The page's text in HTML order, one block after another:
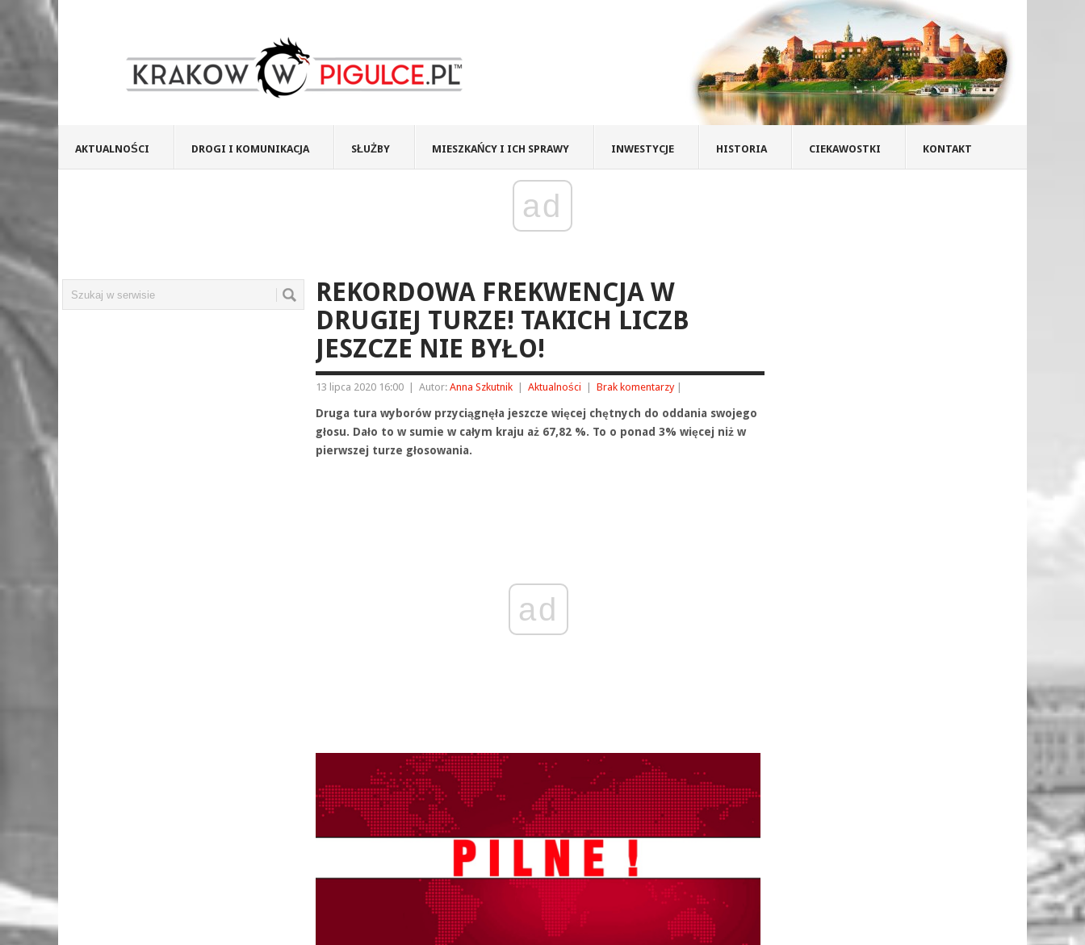
AKTUALNOŚCI DROGI I KOMUNIKACJA SŁUŻBY MIESZKAŃCY I ICH SPRAWY INWESTYCJE HISTORIA CIEKAWOSTKI KONTAKT
ad
REKORDOWA FREKWENCJA W
DRUGIEJ TURZE! TAKICH LICZB
JESZCZE NIE BYŁO!
13 lipca 2020 16:00 Autor: Anna Szkutnik Aktualności Brak komentarzy
Druga tura wyborów przyciągnęła jeszcze więcej chętnych do oddania swojego
głosu. Dało to w sumie w całym kraju aż 67,82 %. To o ponad 3% więcej niż w
pierwszej turze głosowania.
ad